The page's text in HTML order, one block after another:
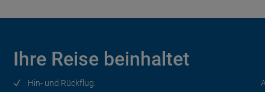
Tag 9
Ihre Reise beinhaltet
Hin- und Rückflug.